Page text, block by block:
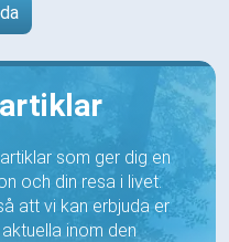
som ger dig en
och din resa i livet.
att vi kan erbjuda er
inom den